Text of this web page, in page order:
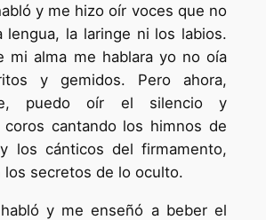
y me hizo oír voces que no
lengua, la laringe ni los labios.
mi alma me hablara yo no oía
y gemidos. Pero ahora,
puedo oír el silencio y
cantando los himnos de
los cánticos del firmamento,
los secretos de lo oculto.
y me enseñó a beber el